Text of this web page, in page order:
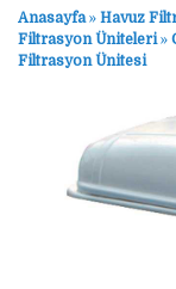
Anasayfa» Havuz
Filtrasyon Üniteleri»
Filtrasyon Ünitesi